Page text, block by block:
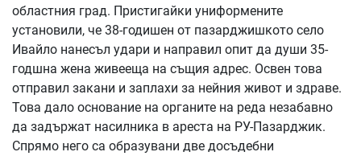
областния град. Пристигайки униформените
установили, че 38-годишен от пазарджишкото село
Ивайло нанесъл удари и направил опит да души 35-
годшна жена живееща на същия адрес. Освен това
отправил закани и заплахи за нейния живот и здраве.
Това дало основание на органите на реда незабавно
да задържат насилника в ареста на РУ-Пазарджик.
Спрямо него са образувани две досъдебни